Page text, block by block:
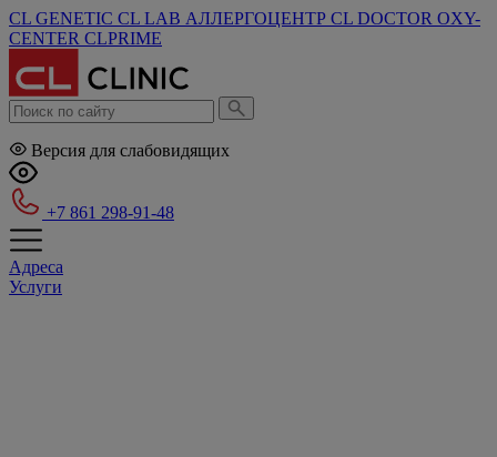
CL GENETIC CL LAB АЛЛЕРГОЦЕНТР CL DOCTOR OXY-
CENTER CLPRIME
Версия для слабовидящих
+7 861 298-91-48
Адреса
Услуги